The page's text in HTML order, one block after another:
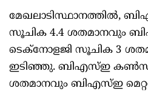
മേഖലാടിസ്ഥാനത്തില്‍,
സൂചിക 4.4 ശതമാനവും
ടെക്‌നോളജി സൂചിക 3
ഇടിഞ്ഞു. ബിഎസ്ഇ
ശതമാനവും ബിഎസ്ഇ